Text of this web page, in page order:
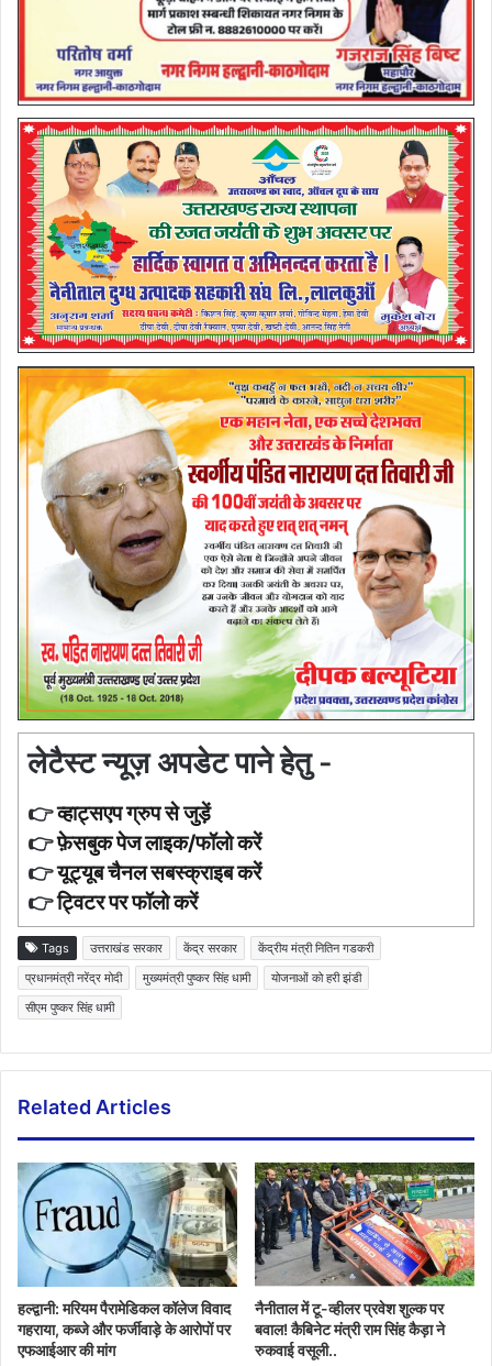
लेटैस्ट न्यूज़ अपडेट पाने हेतु -
👉व्हाट्सएप ग्रुप से जुड़ें
👉फ़ेसबुक पेज लाइक/फॉलो करें
👉यूट्यूब चैनल सबस्क्राइब करें
👉ट्विटर पर फॉलो करें
Tags उत्तराखंड सरकार केंद्र सरकार
केंद्रीय मंत्री नितिन गडकरी
प्रधानमंत्री नरेंद्र मोदी
मुख्यमंत्री पुष्कर सिंह धामी
योजनाओं को हरी झंडी
सीएम पुष्कर सिंह धामी
Related Articles
हल्द्वानी: मरियम पैरामेडिकल कॉलेज विवाद
गहराया, कब्जे और फर्जीवाड़े के आरोपों पर
एफआईआर की मांग
नैनीताल में टू-व्हीलर प्रवेश शुल्क पर
बवाल! कैबिनेट मंत्री राम सिंह कैड़ा ने
रुकवाई वसूली..